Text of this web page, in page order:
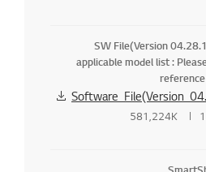
SW File(Version
applicable model list :
581,224K